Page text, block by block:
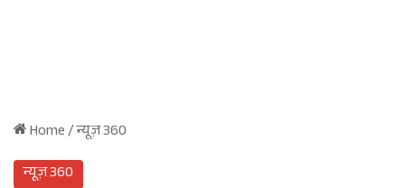
Home/न्यूज़ 360
न्यूज़ 360